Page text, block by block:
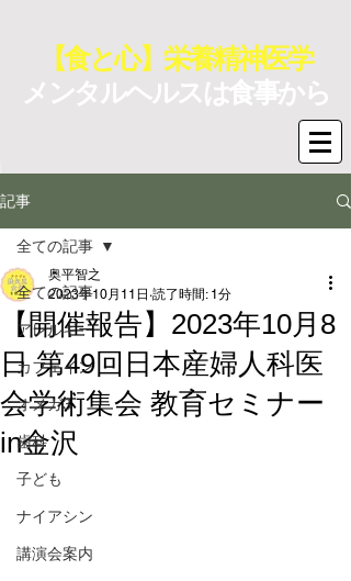
【食と心】栄養精神医学
メンタルヘルスは食事から
記事
全ての記事
アレルギー
カフェイン
オメガ3
歯科
子ども
ナイアシン
講演会案内
全ての記事
【開催報告】2023年10月8
日 第49回日本産婦人科医
会学術集会 教育セミナー
in金沢
奥平智之
2023年10月11日 読了時間: 1分